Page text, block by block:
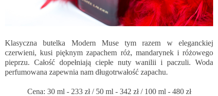
Klasyczna butelka Modern Muse tym razem w eleganckiej
czerwieni, kusi pięknym zapachem róż, mandarynek i różowego
pieprzu. Całość dopełniają ciepłe nuty wanilii i paczuli. Woda
perfumowana zapewnia nam długotrwałość zapachu.
Cena: 30 ml - 233 zł / 50 ml - 342 zł / 100 ml - 480 zł